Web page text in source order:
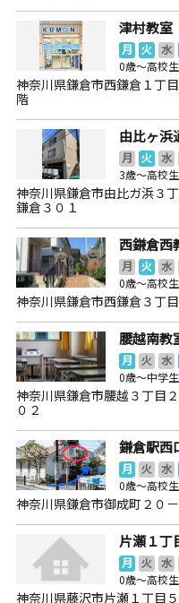
津村教室
月 火 水
0歳～高校生
神奈川県鎌倉市西鎌倉１丁
階
由比ヶ浜
月 火 水
3歳～高校生
神奈川県鎌倉市由比ガ浜３
鎌倉３０１
西鎌倉西
月 火 水
0歳～高校生
神奈川県鎌倉市西鎌倉３丁
腰越南教
月 火 水
0歳～中学生
神奈川県鎌倉市腰越３丁目
０２
鎌倉駅西
月 火 水
0歳～高校生
神奈川県鎌倉市御成町２０
片瀬１丁
月 火 水
0歳～高校生
神奈川県藤沢市片瀬１丁目